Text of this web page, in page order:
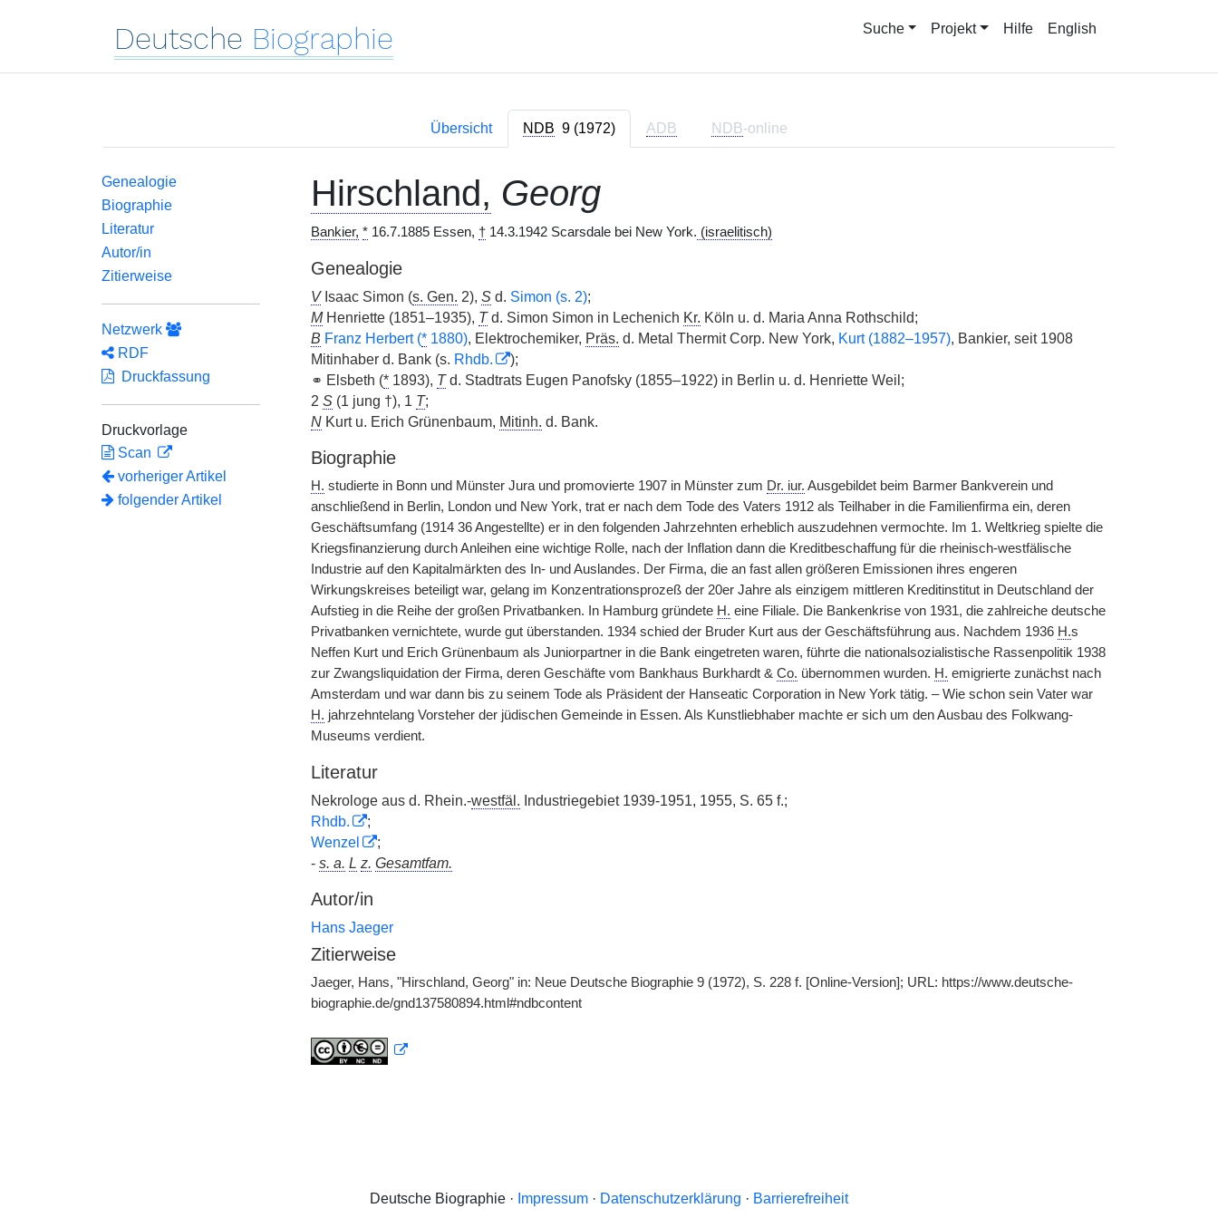
Deutsche Biographie Suche Projekt Hilfe English
Übersicht NDB 9 (1972) ADB NDB-online
Genealogie
Biographie
Literatur
Autor/in
Zitierweise
Netzwerk
RDF
Druckfassung
Druckvorlage
Scan
vorheriger Artikel
folgender Artikel
Hirschland, Georg
Bankier, *16.7.1885 Essen, †14.3.1942 Scarsdale bei New York. (israelitisch)
Genealogie
VIsaac Simon (s. Gen. 2), Sd. Simon (s. 2);
MHenriette (1851–1935), Td. Simon Simon in Lechenich Kr. Köln u. d. Maria Anna Rothschild;
B Franz Herbert (*1880), Elektrochemiker, Präs. d. Metal Thermit Corp. New York, Kurt (1882–1957), Bankier, seit 1908
Mitinhaber d. Bank (s. Rhdb.
);
⚭ Elsbeth (*1893), Td. Stadtrats Eugen Panofsky (1855–1922) in Berlin u. d. Henriette Weil;
2 S(1 jung †), 1 T;
NKurt u. Erich Grünenbaum, Mitinh. d. Bank.
Biographie
H. studierte in Bonn und Münster Jura und promovierte 1907 in Münster zum Dr. iur. Ausgebildet beim Barmer Bankverein und
anschließend in Berlin, London und New York, trat er nach dem Tode des Vaters 1912 als Teilhaber in die Familienfirma ein, deren
Geschäftsumfang (1914 36 Angestellte) er in den folgenden Jahrzehnten erheblich auszudehnen vermochte. Im 1. Weltkrieg spielte die
Kriegsfinanzierung durch Anleihen eine wichtige Rolle, nach der Inflation dann die Kreditbeschaffung für die rheinisch-westfälische
Industrie auf den Kapitalmärkten des In- und Auslandes. Der Firma, die an fast allen größeren Emissionen ihres engeren
Wirkungskreises beteiligt war, gelang im Konzentrationsprozeß der 20er Jahre als einzigem mittleren Kreditinstitut in Deutschland der
Aufstieg in die Reihe der großen Privatbanken. In Hamburg gründete H. eine Filiale. Die Bankenkrise von 1931, die zahlreiche deutsche
Privatbanken vernichtete, wurde gut überstanden. 1934 schied der Bruder Kurt aus der Geschäftsführung aus. Nachdem 1936 H.s
Neffen Kurt und Erich Grünenbaum als Juniorpartner in die Bank eingetreten waren, führte die nationalsozialistische Rassenpolitik 1938
zur Zwangsliquidation der Firma, deren Geschäfte vom Bankhaus Burkhardt & Co. übernommen wurden. H. emigrierte zunächst nach
Amsterdam und war dann bis zu seinem Tode als Präsident der Hanseatic Corporation in New York tätig. – Wie schon sein Vater war
H. jahrzehntelang Vorsteher der jüdischen Gemeinde in Essen. Als Kunstliebhaber machte er sich um den Ausbau des Folkwang-
Museums verdient.
Literatur
Nekrologe aus d. Rhein.-westfäl. Industriegebiet 1939-1951, 1955, S. 65 f.;
Rhdb.
;
Wenzel
;
- s. a. L z. Gesamtfam.
Autor/in
Hans Jaeger
Zitierweise
Jaeger, Hans, "Hirschland, Georg" in: Neue Deutsche Biographie 9 (1972), S. 228 f. [Online-Version]; URL: https://www.deutsche-
biographie.de/gnd137580894.html#ndbcontent
Deutsche Biographie · Impressum · Datenschutzerklärung · Barrierefreiheit